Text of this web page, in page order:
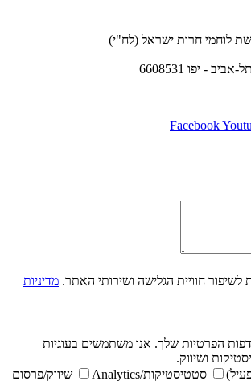
לוחמי חרות ישראל (לח"י)
Facebook
לשיפור חוויית הגלישה ושירותי האתר. מדיניות
הפרטיות שלך. אנו משתמשים בעוגיות
ושיווק.
סטטיסטיקות/Analytics
שיווק/פרסום